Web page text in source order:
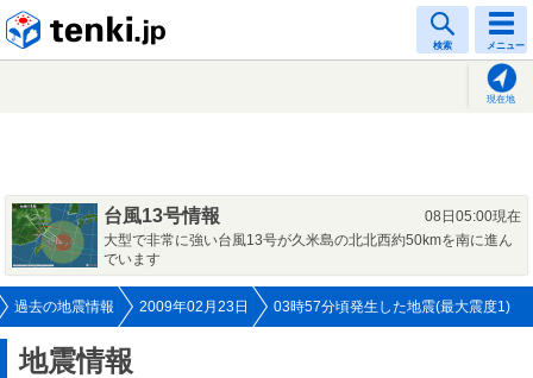
検索 メニュー
現在地
台風13号情報
08日05:00現在
大型で非常に強い台風13号が久米島の北北西約50kmを南に進ん
でいます
過去の地震情報 2009年02月23日 03時57分頃発生した地震(最大震度1)
地震情報